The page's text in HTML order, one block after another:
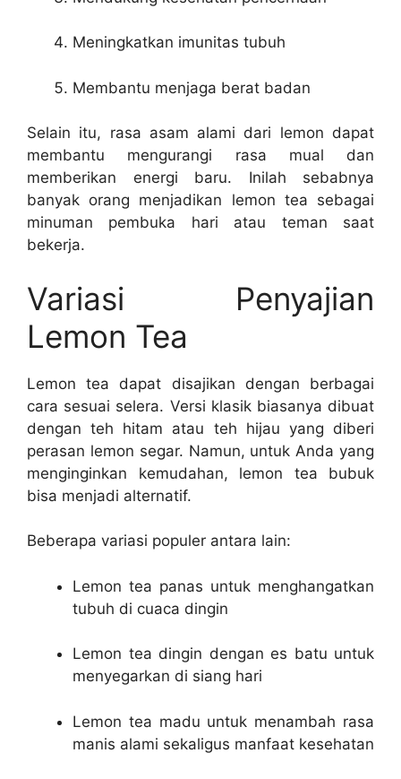
Meningkatkan imunitas tubuh
Membantu menjaga berat badan
Selain itu, rasa asam alami dari lemon dapat
membantu mengurangi rasa mual dan
memberikan energi baru. Inilah sebabnya
banyak orang menjadikan lemon tea sebagai
minuman pembuka hari atau teman saat
bekerja.
Variasi Penyajian
Lemon Tea
Lemon tea dapat disajikan dengan berbagai
cara sesuai selera. Versi klasik biasanya dibuat
dengan teh hitam atau teh hijau yang diberi
perasan lemon segar. Namun, untuk Anda yang
menginginkan kemudahan, lemon tea bubuk
bisa menjadi alternatif.
Beberapa variasi populer antara lain:
Lemon tea panas untuk menghangatkan
tubuh di cuaca dingin
Lemon tea dingin dengan es batu untuk
menyegarkan di siang hari
Lemon tea madu untuk menambah rasa
manis alami sekaligus manfaat kesehatan